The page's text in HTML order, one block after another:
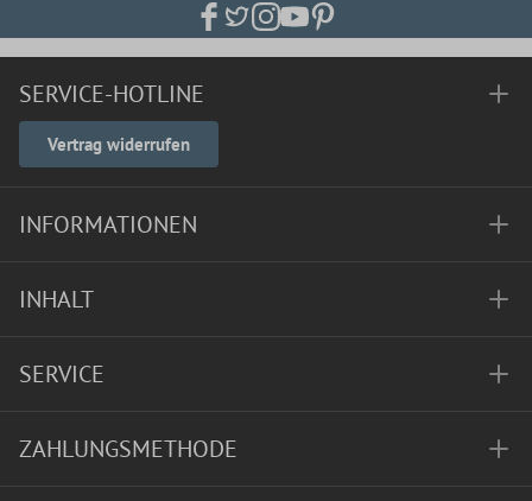
SERVICE-HOTLINE
Vertrag widerrufen
INFORMATIONEN
INHALT
SERVICE
ZAHLUNGSMETHODE